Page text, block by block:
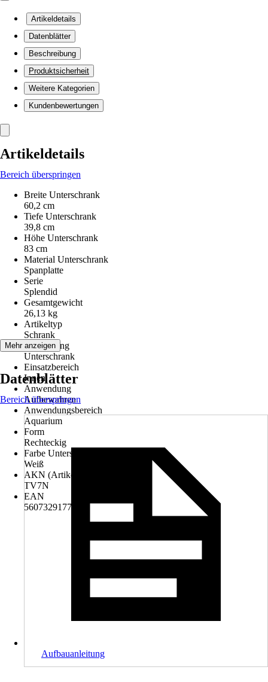
Artikeldetails
Datenblätter
Beschreibung
Produktsicherheit
Weitere Kategorien
Kundenbewertungen
Artikeldetails
Bereich überspringen
Breite Unterschrank
60,2 cm
Tiefe Unterschrank
39,8 cm
Höhe Unterschrank
83 cm
Material Unterschrank
Spanplatte
Serie
Splendid
Gesamtgewicht
26,13 kg
Artikeltyp
Schrank
Ausführung
Unterschrank
Einsatzbereich
Innen
Anwendung
Aufbewahren
Anwendungsbereich
Aquarium
Form
Rechteckig
Farbe Unterschrank
Weiß
AKN (Artikelkurznummer)
TV7N
EAN
5607329177076
Mehr anzeigen
Datenblätter
Bereich überspringen
Aufbauanleitung